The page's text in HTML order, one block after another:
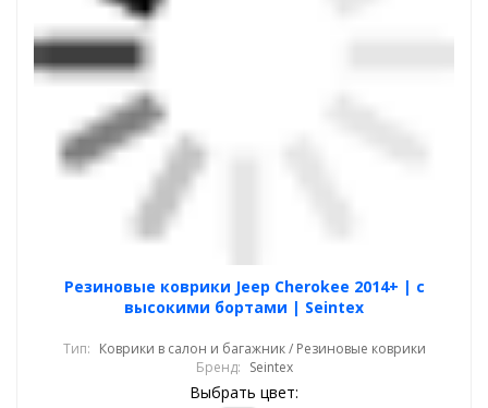
Резиновые коврики Jeep Cherokee 2014+ | с
высокими бортами | Seintex
Тип: Коврики в салон и багажник / Резиновые коврики
Бренд: Seintex
Выбрать цвет: